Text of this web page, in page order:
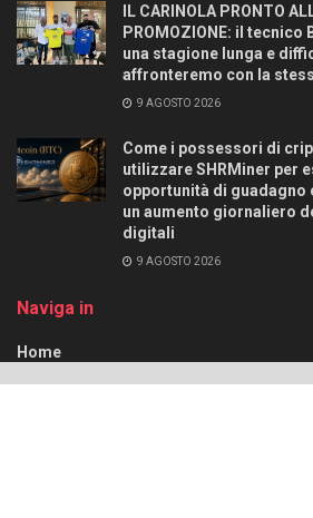
IL CARINOLA PRONTO
PROMOZIONE: il tecnico
una stagione lunga e
affronteremo con la
9 AGOSTO 2026
Come i possessori di
utilizzare SHRMiner per
opportunità di guadagno
un aumento giornaliero
digitali
9 AGOSTO 2026
Naviga in
Home
Redazione